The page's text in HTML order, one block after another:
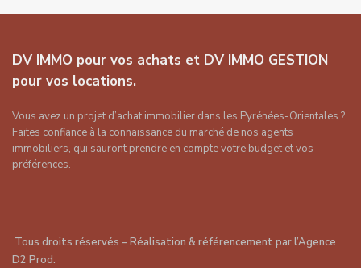
DV IMMO pour vos achats et DV IMMO GESTION
pour vos locations.
Vous avez un projet d’achat immobilier dans les Pyrénées-Orientales ?
Faites confiance à la connaissance du marché de nos agents
immobiliers, qui sauront prendre en compte votre budget et vos
préférences.
Tous droits réservés – Réalisation & référencement parl’Agence
D2 Prod.